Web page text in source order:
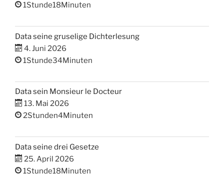
1Stunde18Minuten
Data seine gruselige Dichterlesung
4. Juni 2026
1Stunde34Minuten
Data sein Monsieur le Docteur
13. Mai 2026
2Stunden4Minuten
Data seine drei Gesetze
25. April 2026
1Stunde18Minuten